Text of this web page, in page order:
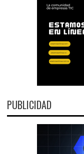
PUBLICIDAD